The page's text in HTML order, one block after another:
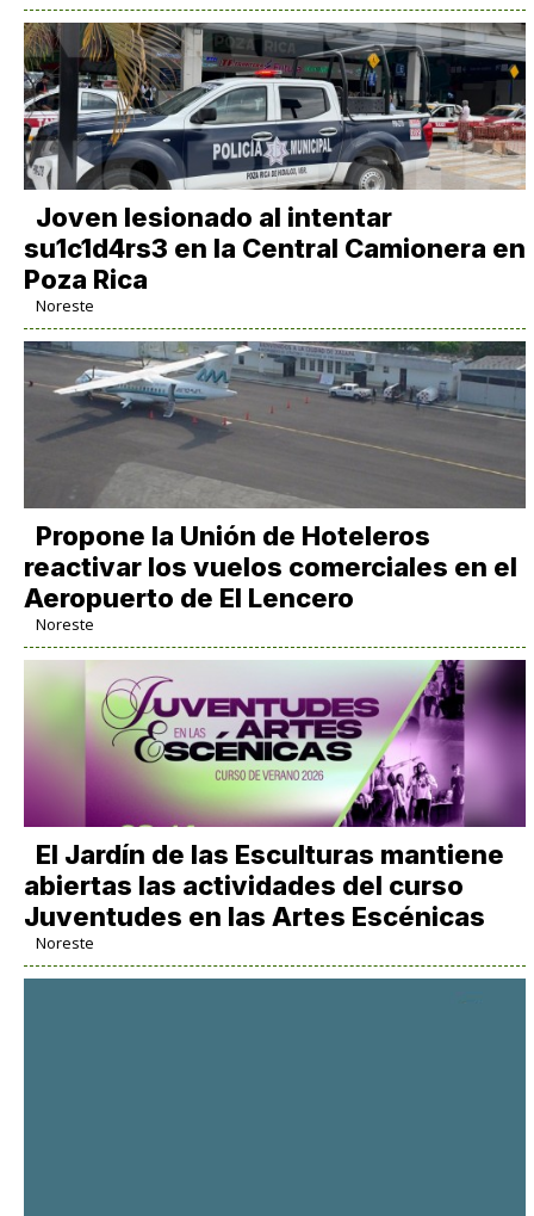
Joven lesionado al intentar
su1c1d4rs3 en la Central Camionera en
Poza Rica
Noreste
Propone la Unión de Hoteleros
reactivar los vuelos comerciales en el
Aeropuerto de El Lencero
Noreste
El Jardín de las Esculturas mantiene
abiertas las actividades del curso
Juventudes en las Artes Escénicas
Noreste